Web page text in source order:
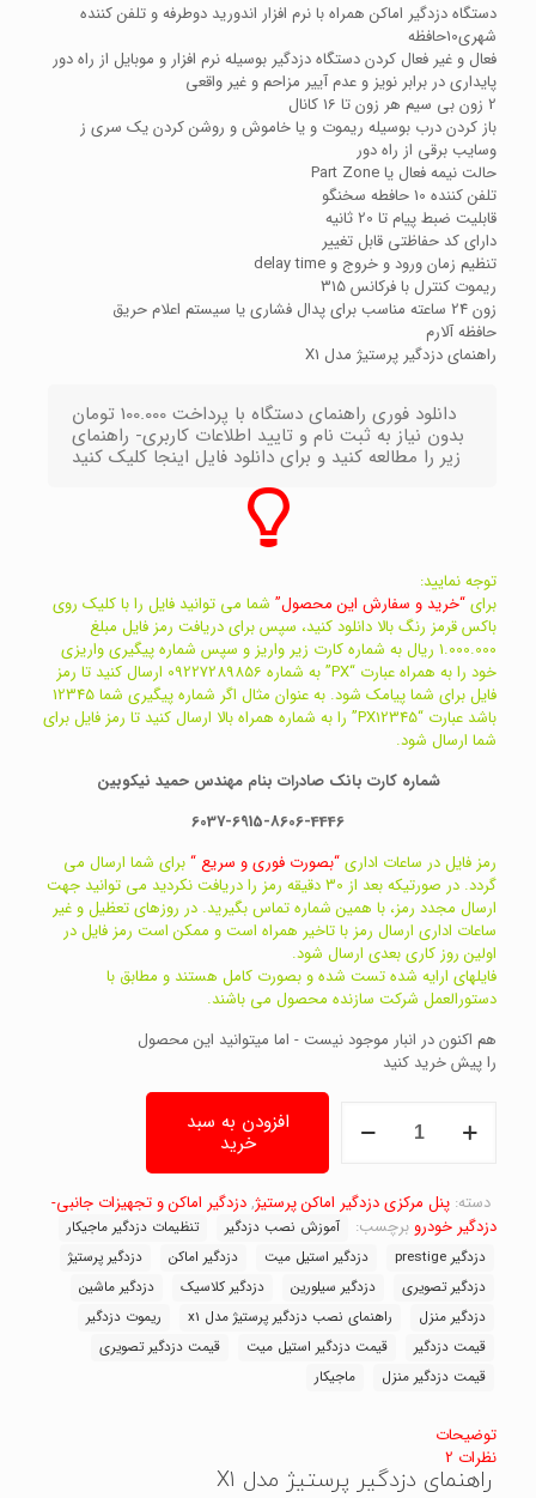
دستگاه دزدگیر اماکن همراه با نرم افزار اندورید دوطرفه و تلفن کننده
شهری10حافظه
فعال و غیر فعال کردن دستگاه دزدگیر بوسیله نرم افزار و موبایل از راه دور
پایداری در برابر نویز و عدم آيیر مزاحم و غیر واقعی
2 زون بی سیم هر زون تا 16 کانال
باز کردن درب بوسیله ریموت و یا خاموش و روشن کردن یک سری ز
وسایب برقی از راه دور
حالت نیمه فعال یا Part Zone
تلفن کننده 10 حافطه سخنگو
قابلیت ضبط پیام تا 20 ثانیه
دارای کد حفاظتی قابل تغییر
تنظیم زمان ورود و خروج و delay time
ریموت کنترل با فرکانس 315
زون 24 ساعته مناسب برای پدال فشاری یا سیستم اعلام حریق
حافظه آلارم
راهنمای دزدگیر پرستیژ مدل X1
دانلود فوری راهنمای دستگاه با پرداخت 100.000 تومان
بدون نیاز به ثبت نام و تایید اطلاعات کاربری- راهنمای
زیر را مطالعه کنید و برای دانلود فایل اینجا کلیک کنید
توجه نمایید:
برای“خرید و سفارش این محصول” شما می توانید فایل را با کلیک روی
باکس قرمز رنگ بالا دانلود کنید، سپس برای دریافت رمز فایل مبلغ
1.000.000 ریال به شماره کارت زیر واریز و سپس شماره پیگیری واریزی
خود را به همراه عبارت “PX” به شماره 09227289856 ارسال کنید تا رمز
فایل برای شما پیامک شود. به عنوان مثال اگر شماره پیگیری شما 12345
باشد عبارت “PX12345” را به شماره همراه بالا ارسال کنید تا رمز فایل برای
شما ارسال شود.
شماره کارت بانک صادرات بنام مهندس حمید نیکوبین
6037-6915-8606-4446
رمز فایل در ساعات اداری“بصورت فوری و سریع “برای شما ارسال می
گردد. در صورتیکه بعد از 30 دقیقه رمز را دریافت نکردید می توانید جهت
ارسال مجدد رمز، با همین شماره تماس بگیرید. در روزهای تعظیل و غیر
ساعات اداری ارسال رمز با تاخیر همراه است و ممکن است رمز فایل در
اولین روز کاری بعدی ارسال شود.
فایلهای ارایه شده تست شده و بصورت کامل هستند و مطابق با
دستورالعمل شرکت سازنده محصول می باشند.
هم اکنون در انبار موجود نیست - اما میتوانید این محصول
را پیش خرید کنید
دستگاه
مدل
X1
عدد
افزودن به سبد
خرید
دسته: پنل مرکزی دزدگیر اماکن پرستیژ,دزدگیر اماکن و تجهیزات جانبی-
دزدگیر خودروبرچسب: آموزش نصب دزدگیر
تنظیمات دزدگیر ماجیکار
دزدگیر prestige
دزدگیر استیل میت دزدگیر اماکن
دزدگیر پرستیژ
دزدگیر تصویری
دزدگیر سیلورین دزدگیر کلاسیک
دزدگیر ماشین
دزدگیر منزل
راهنمای نصب دزدگیر پرستیژ مدل x1
ریموت دزدگیر
قیمت دزدگیر
قیمت دزدگیر استیل میت
قیمت دزدگیر تصویری
قیمت دزدگیر منزل
ماجیکار
توضیحات
نظرات 2
راهنمای دزدگیر پرستیژ مدل X1